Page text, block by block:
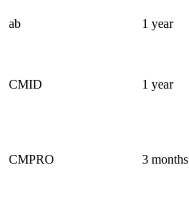
ab 1 year
CMID 1 year
CMPRO 3 months